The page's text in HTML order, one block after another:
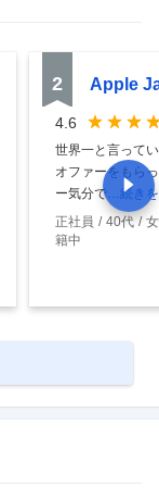
2 Apple
4.6
世界一と言って
オファーをもら
ー気分で …続き
正社員
40代
籍中